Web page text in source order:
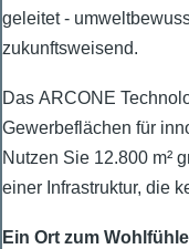
geleitet -
zukunftsweisend.
Das ARCONE
Gewerbeflächen für
Nutzen Sie 12.800 m²
einer Infrastruktur, die
Ein Ort zum